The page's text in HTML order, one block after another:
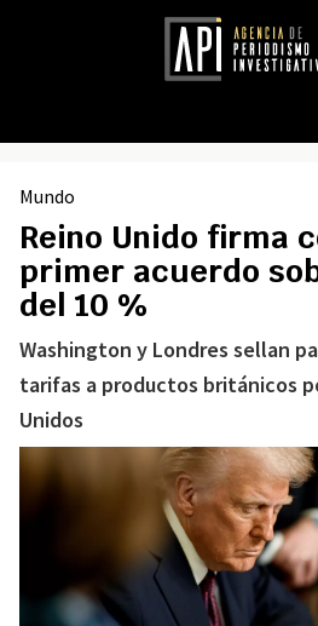
Mundo
Reino Unido firma
primer acuerdo
del 10 %
Washington y Londres sellan
tarifas a productos británicos
Unidos